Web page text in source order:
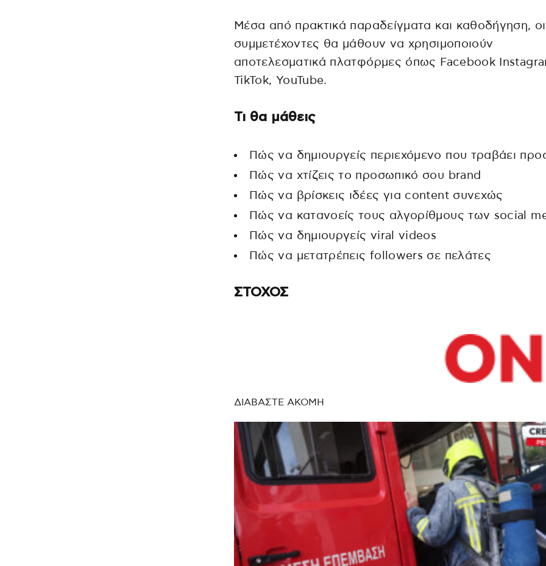
Μέσα από πρακτικά παραδείγματα και καθοδήγηση, οι
συμμετέχοντες θα μάθουν να χρησιμοποιούν
αποτελεσματικά πλατφόρμες όπως Facebook
TikTok, YouTube.
Τι θα μάθεις
Πώς να δημιουργείς περιεχόμενο που τραβάει
Πώς να χτίζεις το προσωπικό σου brand
Πώς να βρίσκεις ιδέες για content συνεχώς
Πώς να κατανοείς τους αλγορίθμους των social
Πώς να δημιουργείς viral videos
Πώς να μετατρέπεις followers σε πελάτες
ΣΤΟΧΟΣ
ΔΙΑΒΑΣΤΕ ΑΚΟΜΗ